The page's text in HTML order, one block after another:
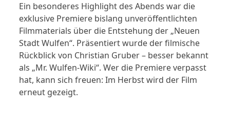
Ein besonderes Highlight des Abends war die
exklusive Premiere bislang unveröffentlichten
Filmmaterials über die Entstehung der „Neuen
Stadt Wulfen“. Präsentiert wurde der filmische
Rückblick von Christian Gruber – besser bekannt
als „Mr. Wulfen-Wiki“. Wer die Premiere verpasst
hat, kann sich freuen: Im Herbst wird der Film
erneut gezeigt.